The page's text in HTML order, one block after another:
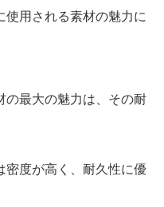
使用される素材の魅力に
の最大の魅力は、その耐
密度が高く、耐久性に優